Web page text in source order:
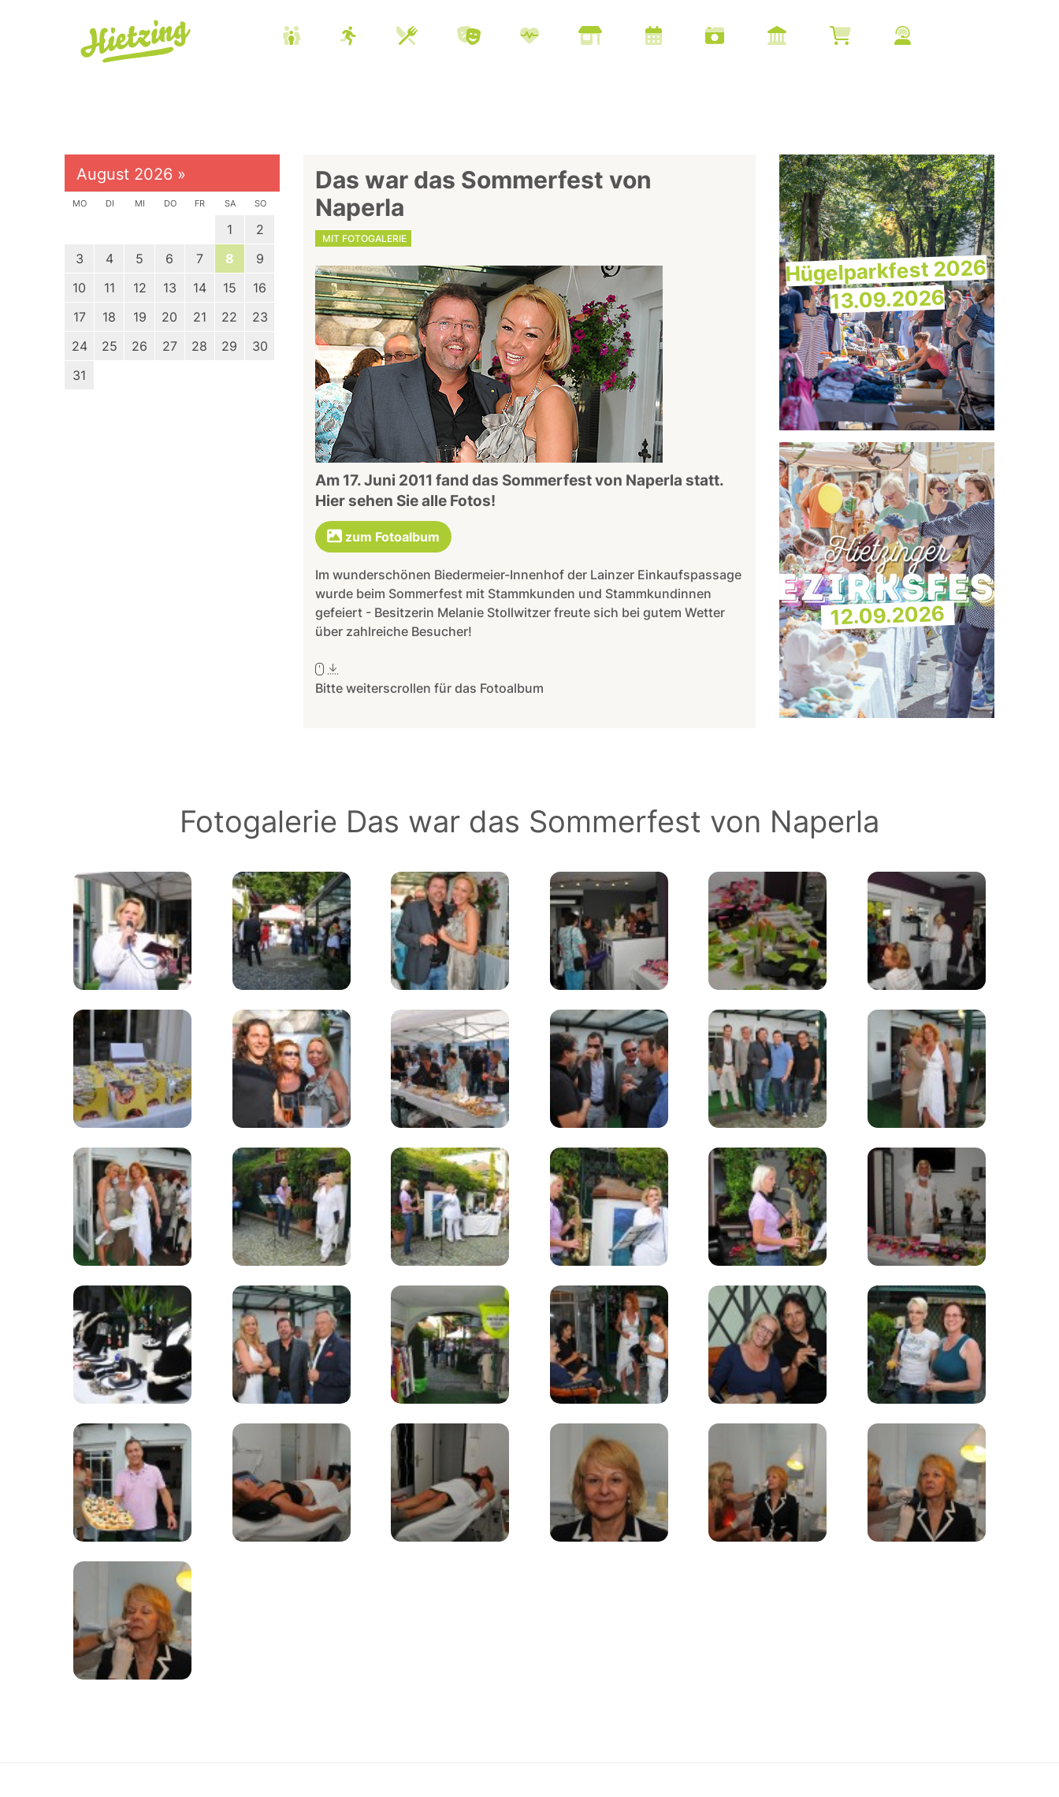
August 2026 »
MO DI MI DO FR SA SO
1
2
3
4 5 6 7 8
9
10
11 12 13 14 15
16
17
18 19 20 21 22
23
24
25 26 27 28 29
30
31
Das war das Sommerfest von
Naperla
MIT FOTOGALERIE
Am 17. Juni 2011 fand das Sommerfest von Naperla statt.
Hier sehen Sie alle Fotos!
zum Fotoalbum
Im wunderschönen Biedermeier-Innenhof der Lainzer Einkaufspassage
wurde beim Sommerfest mit Stammkunden und Stammkundinnen
gefeiert - Besitzerin Melanie Stollwitzer freute sich bei gutem Wetter
über zahlreiche Besucher!
Bitte weiterscrollen für das Fotoalbum
Hügelparkfest 2026
13.09.2026
12.09.2026
Fotogalerie Das war das Sommerfest von Naperla